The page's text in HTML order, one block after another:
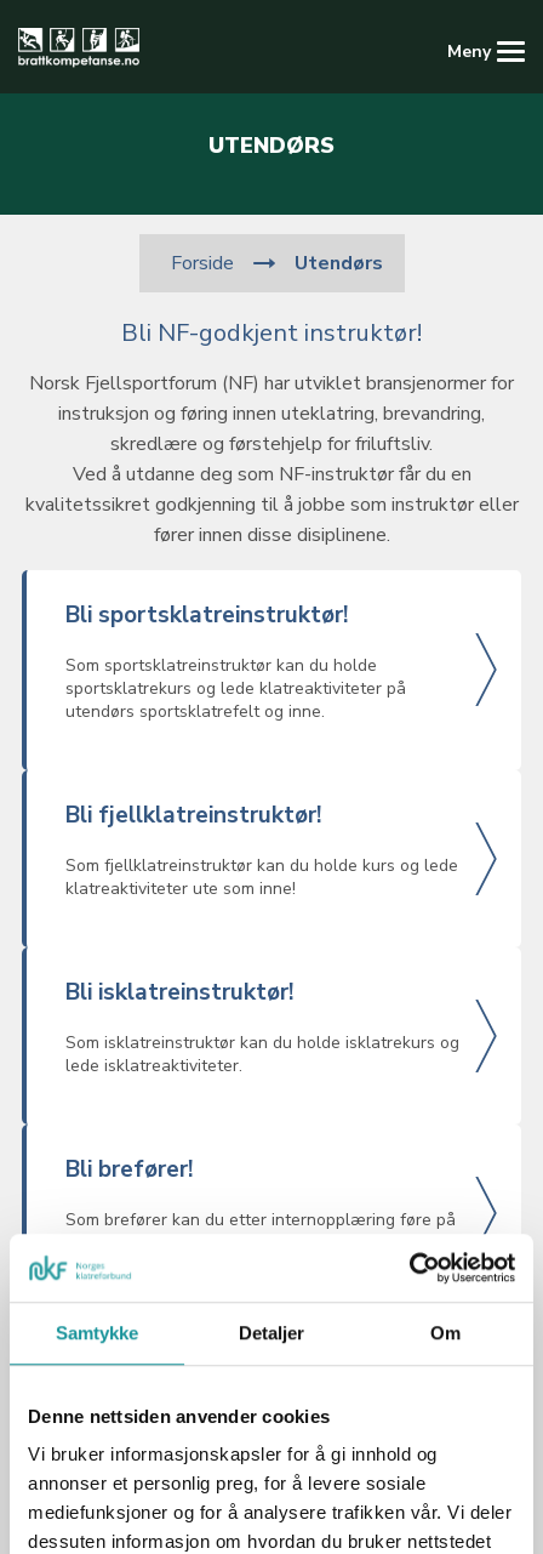
Samtykke Detaljer Om
Denne nettsiden anvender cookies
Vi bruker informasjonskapsler for å gi innhold og
annonser et personlig preg, for å levere sosiale
mediefunksjoner og for å analysere trafikken vår. Vi deler
dessuten informasjon om hvordan du bruker nettstedet
Meny
Kompetansedatabasen
Registrer ny konto
UTENDØRS
Forside Utendørs
Bli NF-godkjent instruktør!
Norsk Fjellsportforum (NF) har utviklet bransjenormer for
instruksjon og føring innen uteklatring, brevandring,
skredlære og førstehjelp for friluftsliv.
Ved å utdanne deg som NF-instruktør får du en
kvalitetssikret godkjenning til å jobbe som instruktør eller
fører innen disse disiplinene.
Bli sportsklatreinstruktør!
Som sportsklatreinstruktør kan du holde
sportsklatrekurs og lede klatreaktiviteter på
utendørs sportsklatrefelt og inne.
Bli fjellklatreinstruktør!
Som fjellklatreinstruktør kan du holde kurs og lede
klatreaktiviteter ute som inne!
Bli isklatreinstruktør!
Som isklatreinstruktør kan du holde isklatrekurs og
lede isklatreaktiviteter.
Bli brefører!
Som brefører kan du etter internopplæring føre på
Bli breinstruktør!
føre på alle breer, både enkle og krevende.
Fra klatreinstruktør til breinstruktør